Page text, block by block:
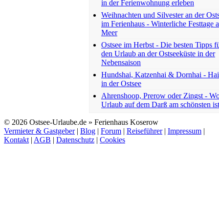
in der Ferienwohnung erleben
Weihnachten und Silvester an der
im Ferienhaus - Winterliche Festtage
Meer
Ostsee im Herbst - Die besten Tipps
den Urlaub an der Ostseeküste in der
Nebensaison
Hundshai, Katzenhai & Dornhai -
in der Ostsee
Ahrenshoop, Prerow oder Zingst -
Urlaub auf dem Darß am schönsten ist
© 2026 Ostsee-Urlaube.de » Ferienhaus Koserow
Vermieter & Gastgeber| Blog | Forum | Reiseführer| Impressum |
Kontakt | AGB | Datenschutz | Cookies